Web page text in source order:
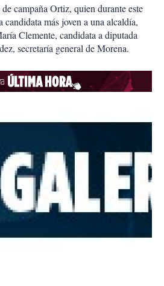
campaña Ortiz, quien durante este
candidata más joven a una alcaldía,
Clemente, candidata a diputada
secretaría general de Morena.